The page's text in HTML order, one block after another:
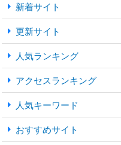
新着サイト
更新サイト
人気ランキング
アクセスランキング
人気キーワード
おすすめサイト